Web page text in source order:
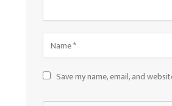
Save my name, email, and